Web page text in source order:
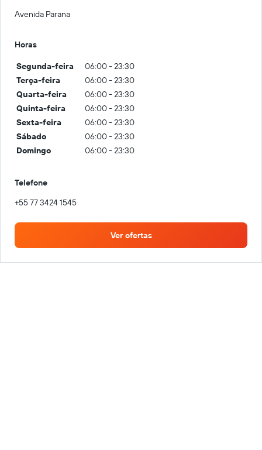
Avenida Parana
Horas
Segunda-feira
06:00 - 23:30
Terça-feira
06:00 - 23:30
Quarta-feira
06:00 - 23:30
Quinta-feira
06:00 - 23:30
Sexta-feira
06:00 - 23:30
Sábado
06:00 - 23:30
Domingo
06:00 - 23:30
Telefone
+55 77 3424 1545
Ver ofertas